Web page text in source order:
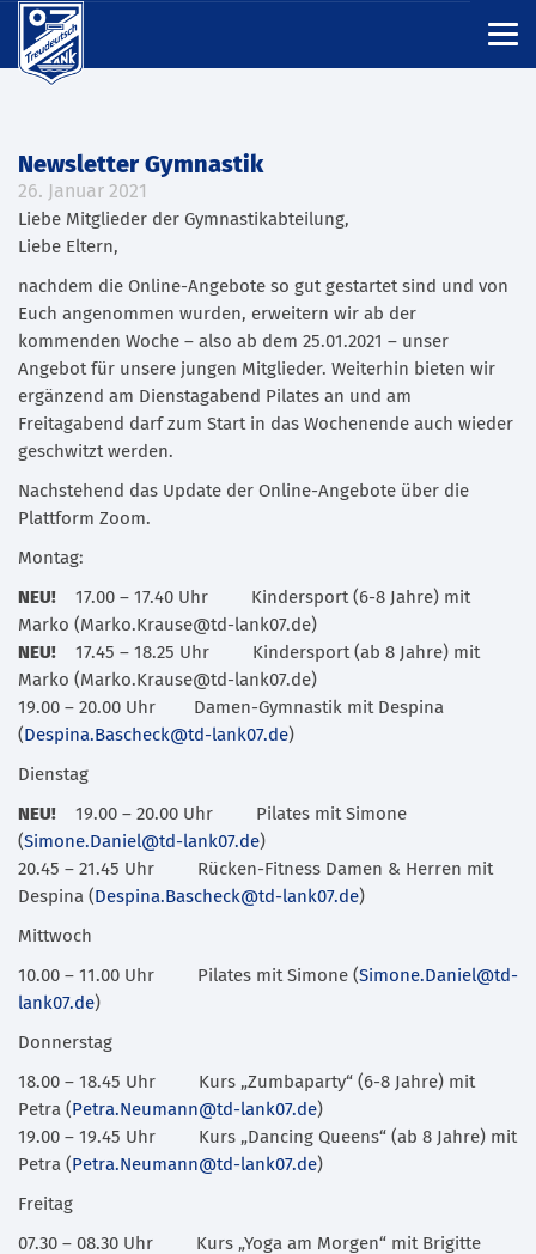
Newsletter Gymnastik
26. Januar 2021
Liebe Mitglieder der Gymnastikabteilung,
Liebe Eltern,
nachdem die Online-Angebote so gut gestartet sind und von
Euch angenommen wurden, erweitern wir ab der
kommenden Woche – also ab dem 25.01.2021 – unser
Angebot für unsere jungen Mitglieder. Weiterhin bieten wir
ergänzend am Dienstagabend Pilates an und am
Freitagabend darf zum Start in das Wochenende auch wieder
geschwitzt werden.
Nachstehend das Update der Online-Angebote über die
Plattform Zoom.
Montag:
NEU! 17.00 – 17.40 Uhr Kindersport (6-8 Jahre) mit
Marko (Marko.Krause@td-lank07.de)
NEU! 17.45 – 18.25 Uhr Kindersport (ab 8 Jahre) mit
Marko (Marko.Krause@td-lank07.de)
19.00 – 20.00 Uhr Damen-Gymnastik mit Despina
( Despina.Bascheck@td-lank07.de)
Dienstag
NEU! 19.00 – 20.00 Uhr Pilates mit Simone
(Simone.Daniel@td-lank07.de)
20.45 – 21.45 Uhr Rücken-Fitness Damen & Herren mit
Despina ( Despina.Bascheck@td-lank07.de)
Mittwoch
10.00 – 11.00 Uhr Pilates mit Simone (Simone.Daniel@td-
lank07.de)
Donnerstag
18.00 – 18.45 Uhr Kurs „Zumbaparty“ (6-8 Jahre) mit
Petra ( Petra.Neumann@td-lank07.de)
19.00 – 19.45 Uhr Kurs „Dancing Queens“ (ab 8 Jahre) mit
Petra ( Petra.Neumann@td-lank07.de)
Freitag
07.30 – 08.30 Uhr Kurs „Yoga am Morgen“ mit Brigitte